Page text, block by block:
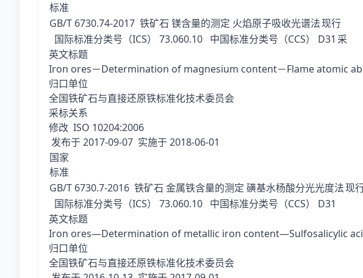
标准
GB/T 6730.74-2017 铁矿石 镁含量的测定 火焰原子吸收光谱法现行
国际标准分类号（ICS）
73.060.10 中国标准分类号（CCS） D31 采
英文标题
Iron ores－Determination of magnesium content－Flame atomic
归口单位
全国铁矿石与直接还原铁标准化技术委员会
采标关系
修改 ISO 10204:2006
发布于2017-09-07 实施于2018-06-01
国家
标准
GB/T 6730.7-2016 铁矿石 金属铁含量的测定 磺基水杨酸分光光度法现
国际标准分类号（ICS）
73.060.10 中国标准分类号（CCS）
D31
英文标题
Iron ores—Determination of metallic iron content—Sulfosalicylic
归口单位
全国铁矿石与直接还原铁标准化技术委员会